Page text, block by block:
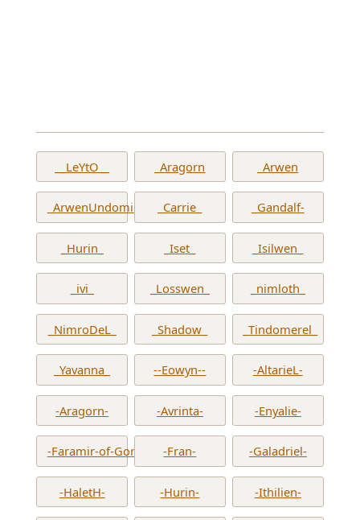
__LeYtO__ _Aragorn _Arwen
_ArwenUndomiel_ _Carrie_ _Gandalf-
_Hurin_ _Iset_ _Isilwen_
_ivi_ _Losswen_ _nimloth_
_NimroDeL_ _Shadow_ _Tindomerel_
_Yavanna_ --Eowyn-- -AltarieL-
-Aragorn- -Avrinta- -Enyalie-
-Faramir-of-Gondor- -Fran- -Galadriel-
-HaletH- -Hurin- -Ithilien-